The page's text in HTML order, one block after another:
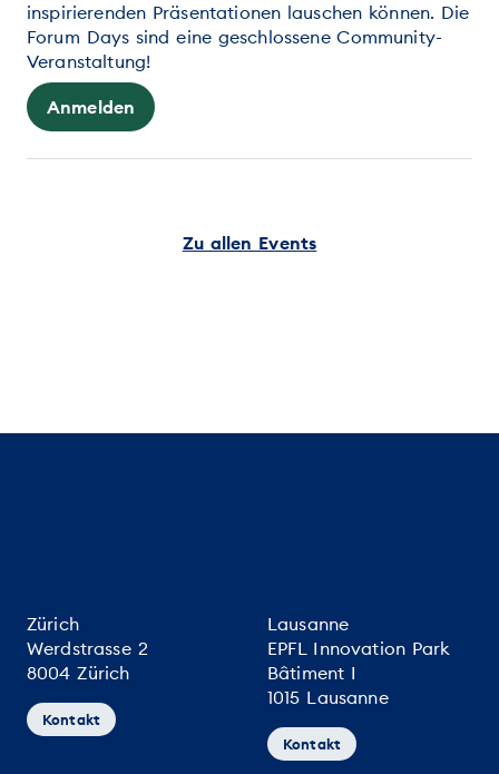
inspirierenden Präsentationen lauschen können. Die
Forum Days sind eine geschlossene Community-
Veranstaltung!
Anmelden
Zu allen Events
Zürich
Werdstrasse 2
8004 Zürich
Kontakt
Lausanne
EPFL Innovation Park
Bâtiment I
1015 Lausanne
Kontakt